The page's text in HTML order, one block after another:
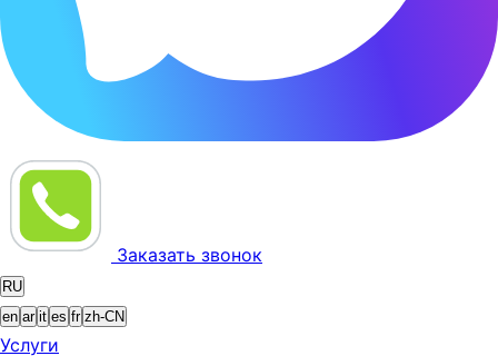
Заказать звонок
RU
en ar it es fr zh-CN
Услуги